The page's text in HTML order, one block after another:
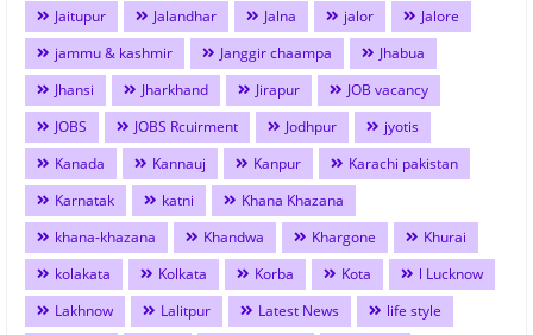
Jaitupur
Jalandhar Jalna jalor
Jalore
jammu & kashmir
Janggir chaampa
Jhabua
Jhansi
Jharkhand Jirapur
JOB vacancy
JOBS
JOBS Rcuirment Jodhpur
jyotis
Kanada
Kannauj Kanpur
Karachi pakistan
Karnatak
katni
Khana Khazana
khana-khazana
Khandwa Khargone
Khurai
kolakata
Kolkata Korba Kota
l Lucknow
Lakhnow
Lalitpur Latest News
life style